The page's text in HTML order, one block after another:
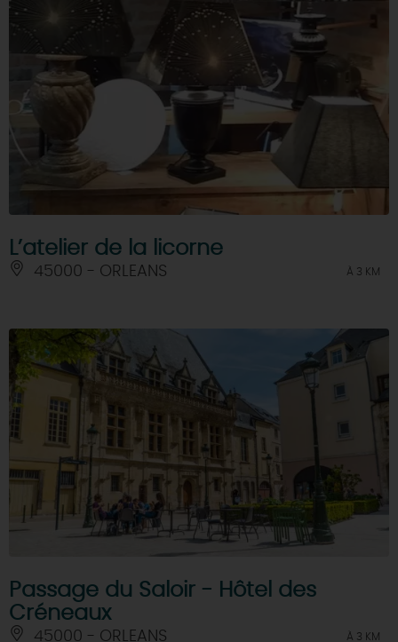
L’atelier de la licorne
45000 - ORLEANS À 3 KM
Passage du Saloir - Hôtel des
Créneaux
45000 - ORLEANS À 3 KM